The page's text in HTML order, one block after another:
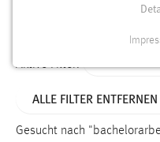
Aktive Filter:
ALLE FILTER ENTFERNEN
Gesucht nach
Funktionen und sind